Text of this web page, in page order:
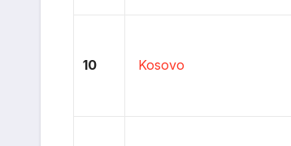
10 Kosovo